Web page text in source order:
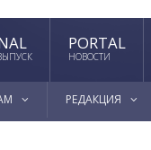
PORTAL
НОВОСТИ
РЕДАКЦИЯ